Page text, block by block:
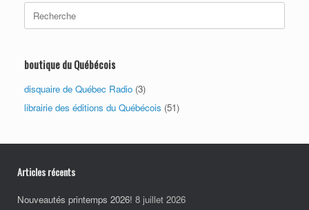
Search
for:
boutique du Québécois
disquaire de Québec Radio (3)
librairie des éditions du Québécois (51)
Articles récents
Nouveautés printemps 2026! 8 juillet 2026